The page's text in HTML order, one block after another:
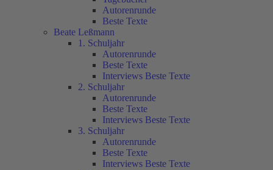
Autorenrunde
Beste Texte
Beate Leßmann
1. Schuljahr
Autorenrunde
Beste Texte
Interviews Beste Texte
2. Schuljahr
Autorenrunde
Beste Texte
Interviews Beste Texte
3. Schuljahr
Autorenrunde
Beste Texte
Interviews Beste Texte